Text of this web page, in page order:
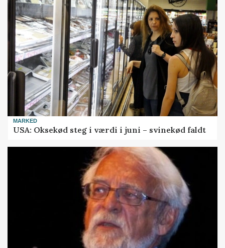
MARKED
USA: Oksekød steg i værdi i juni – svinekød faldt